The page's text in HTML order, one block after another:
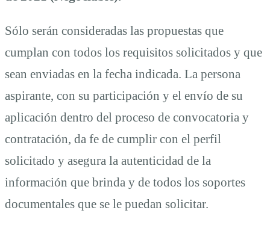
Sólo serán consideradas las propuestas que
cumplan con todos los requisitos solicitados y que
sean enviadas en la fecha indicada. La persona
aspirante, con su participación y el envío de su
aplicación dentro del proceso de convocatoria y
contratación, da fe de cumplir con el perfil
solicitado y asegura la autenticidad de la
información que brinda y de todos los soportes
documentales que se le puedan solicitar.